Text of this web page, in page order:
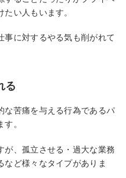
い人もいます。
事に対するやる気も削がれて
る
な苦痛を与える行為であるパ
。
が、孤立させる・過大な業務
など様々なタイプがありま